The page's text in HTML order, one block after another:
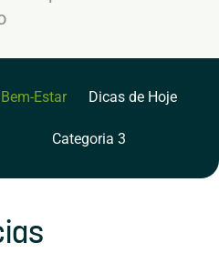
Bem-Estar Dicas de Hoje
Categoria 3